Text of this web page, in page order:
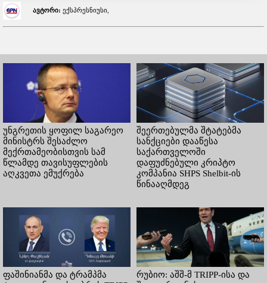
ავტორი: ექსპრესნიუსი,
უნგრეთის ყოფილ საგარეო
მინისტრს შესაძლო
მექრთამეობისთვის სამ
წლამდე თავისუფლების
აღკვეთა ემუქრება
შეერთებულმა შტატებმა
სანქციები დააწესა
საქართველოში
დაფუძნებული კრიპტო
კომპანია SHPS Shelbit-ის
წინააღმდეგ
ფაშინიანმა და ტრამპმა
რუბიო: აშშ-მ TRIPP-ისა და